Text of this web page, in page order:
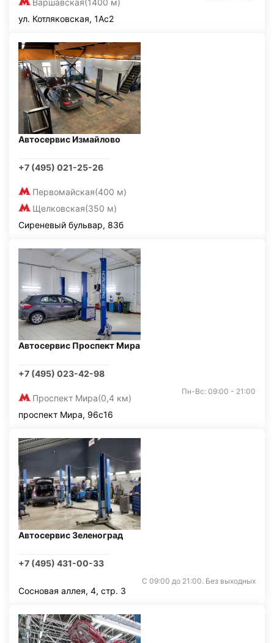
Варшавская(1400 м)
ул. Котляковская, 1Ас2
Автосервис Измайлово
+7 (495) 021-25-26
Первомайская(400 м)
Щелковская(350 м)
Сиреневый бульвар, 83б
Автосервис Проспект Мира
+7 (495) 023-42-98
Проспект Мира(0,4 км)
Пн-Вс: 09:00 - 21:00
проспект Мира, 96с16
Автосервис Зеленоград
+7 (495) 431-00-33
С 09:00 до 21:00. Без выходных
Сосновая аллея, 4, стр. 3